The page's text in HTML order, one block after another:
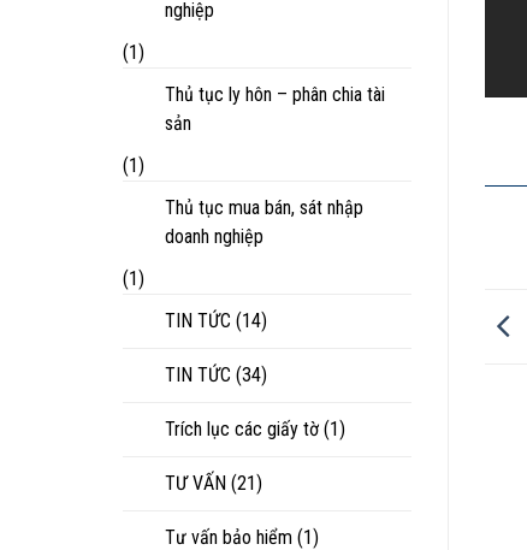
nghiệp
(1)
Thủ tục ly hôn – phân chia tài
sản
(1)
Thủ tục mua bán, sát nhập
doanh nghiệp
(1)
TIN TỨC (14)
TIN TỨC (34)
Trích lục các giấy tờ (1)
TƯ VẤN (21)
Tư vấn bảo hiểm (1)